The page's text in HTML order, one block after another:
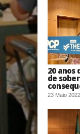
20 anos
de
23 Maio 2022